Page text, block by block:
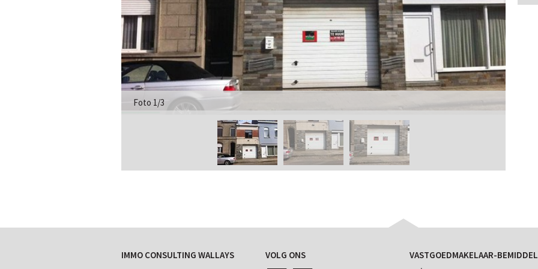
Foto 1/3
IMMO CONSULTING WALLAYS
VOLG ONS VASTGOEDMAKELAAR-